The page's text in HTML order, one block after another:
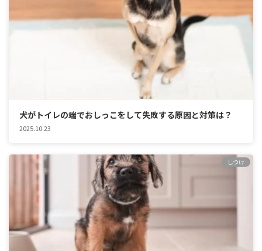
犬がトイレの端でおしっこをして失敗する原因と対策は？
2025.10.23
しつけ